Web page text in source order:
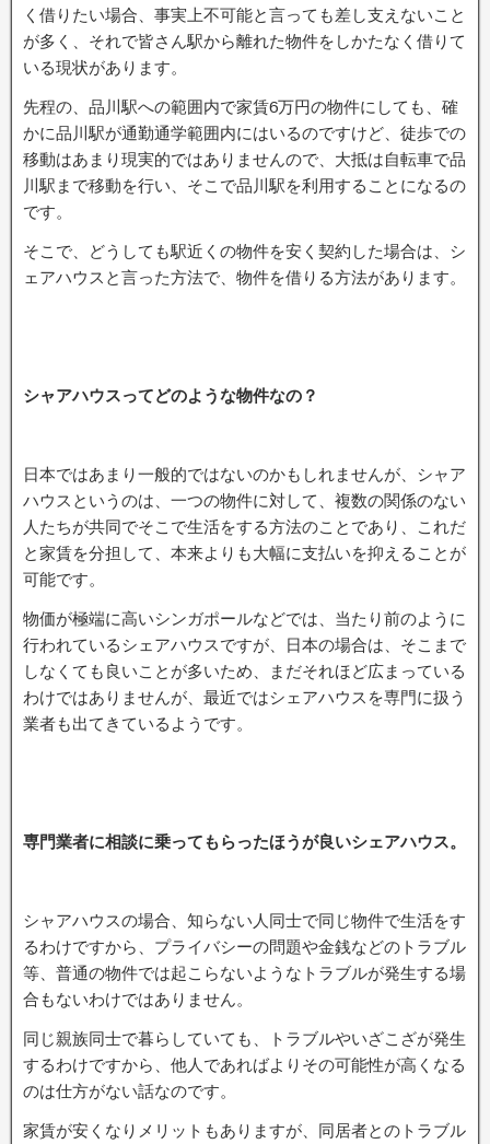
く借りたい場合、事実上不可能と言っても差し支えないこと
が多く、それで皆さん駅から離れた物件をしかたなく借りて
いる現状があります。
先程の、品川駅への範囲内で家賃6万円の物件にしても、確
かに品川駅が通勤通学範囲内にはいるのですけど、徒歩での
移動はあまり現実的ではありませんので、大抵は自転車で品
川駅まで移動を行い、そこで品川駅を利用することになるの
です。
そこで、どうしても駅近くの物件を安く契約した場合は、シ
ェアハウスと言った方法で、物件を借りる方法があります。
シャアハウスってどのような物件なの？
日本ではあまり一般的ではないのかもしれませんが、シャア
ハウスというのは、一つの物件に対して、複数の関係のない
人たちが共同でそこで生活をする方法のことであり、これだ
と家賃を分担して、本来よりも大幅に支払いを抑えることが
可能です。
物価が極端に高いシンガポールなどでは、当たり前のように
行われているシェアハウスですが、日本の場合は、そこまで
しなくても良いことが多いため、まだそれほど広まっている
わけではありませんが、最近ではシェアハウスを専門に扱う
業者も出てきているようです。
専門業者に相談に乗ってもらったほうが良いシェアハウス。
シャアハウスの場合、知らない人同士で同じ物件で生活をす
るわけですから、プライバシーの問題や金銭などのトラブル
等、普通の物件では起こらないようなトラブルが発生する場
合もないわけではありません。
同じ親族同士で暮らしていても、トラブルやいざこざが発生
するわけですから、他人であればよりその可能性が高くなる
のは仕方がない話なのです。
家賃が安くなりメリットもありますが、同居者とのトラブル